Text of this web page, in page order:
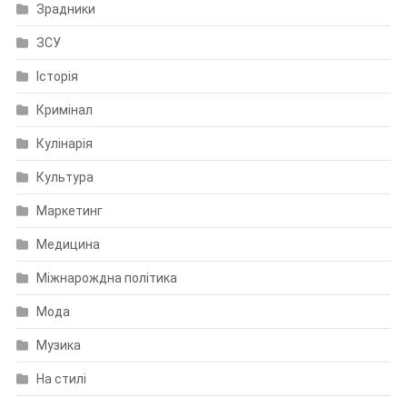
Зрадники
ЗСУ
Історія
Кримінал
Кулінарія
Культура
Маркетинг
Медицина
Міжнарождна політика
Мода
Музика
На стилі